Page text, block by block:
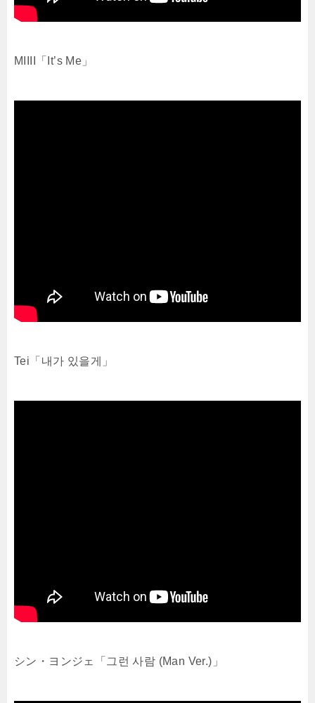
MIIII「It’s Me」
Tei「내가 있을게」
シン・ヨンジェ「그런 사람 (Man Ver.)」